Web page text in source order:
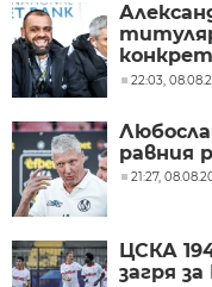
22:03,
равния
21:27,
ЦСКА
загря